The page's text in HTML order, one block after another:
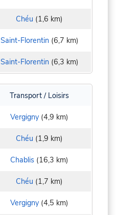
Chéu (1,6 km)
Saint-Florentin(6,7 km)
Saint-Florentin(6,3 km)
Transport / Loisirs
Vergigny (4,9 km)
Chéu (1,9 km)
Chablis (16,3 km)
Chéu (1,7 km)
Vergigny (4,5 km)